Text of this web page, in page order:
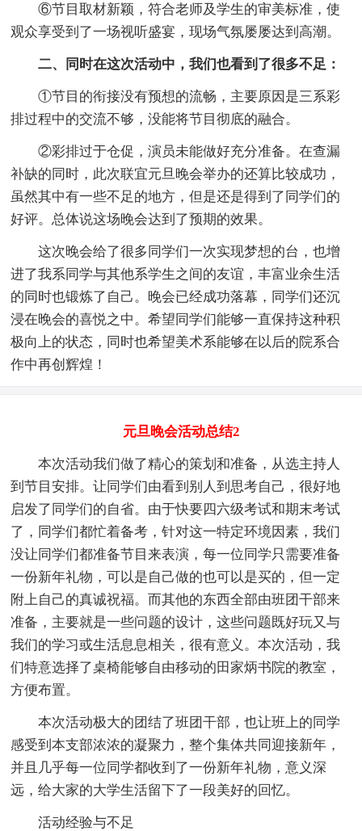
⑥节目取材新颖，符合老师及学生的审美标准，使
观众享受到了一场视听盛宴，现场气氛屡屡达到高潮。
二、同时在这次活动中，我们也看到了很多不足：
①节目的衔接没有预想的流畅，主要原因是三系彩
排过程中的交流不够，没能将节目彻底的融合。
②彩排过于仓促，演员未能做好充分准备。在查漏
补缺的同时，此次联宜元旦晚会举办的还算比较成功，
虽然其中有一些不足的地方，但是还是得到了同学们的
好评。总体说这场晚会达到了预期的效果。
这次晚会给了很多同学们一次实现梦想的台，也增
进了我系同学与其他系学生之间的友谊，丰富业余生活
的同时也锻炼了自己。晚会已经成功落幕，同学们还沉
浸在晚会的喜悦之中。希望同学们能够一直保持这种积
极向上的状态，同时也希望美术系能够在以后的院系合
作中再创辉煌！
元旦晚会活动总结2
本次活动我们做了精心的策划和准备，从选主持人
到节目安排。让同学们由看到别人到思考自己，很好地
启发了同学们的自省。由于快要四六级考试和期末考试
了，同学们都忙着备考，针对这一特定环境因素，我们
没让同学们都准备节目来表演，每一位同学只需要准备
一份新年礼物，可以是自己做的也可以是买的，但一定
附上自己的真诚祝福。而其他的东西全部由班团干部来
准备，主要就是一些问题的设计，这些问题既好玩又与
我们的学习或生活息息相关，很有意义。本次活动，我
们特意选择了桌椅能够自由移动的田家炳书院的教室，
方便布置。
本次活动极大的团结了班团干部，也让班上的同学
感受到本支部浓浓的凝聚力，整个集体共同迎接新年，
并且几乎每一位同学都收到了一份新年礼物，意义深
远，给大家的大学生活留下了一段美好的回忆。
活动经验与不足